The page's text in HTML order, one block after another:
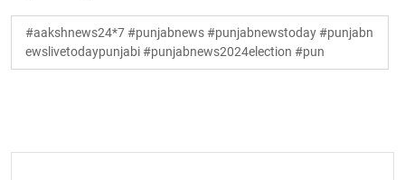
#aakshnews24*7 #punjabnews #punjabnewstoday #punjabn
ewslivetodaypunjabi #punjabnews2024election #pun